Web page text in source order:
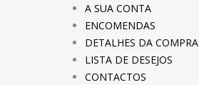
A SUA CONTA
ENCOMENDAS
DETALHES DA COMPRA
LISTA DE DESEJOS
CONTACTOS